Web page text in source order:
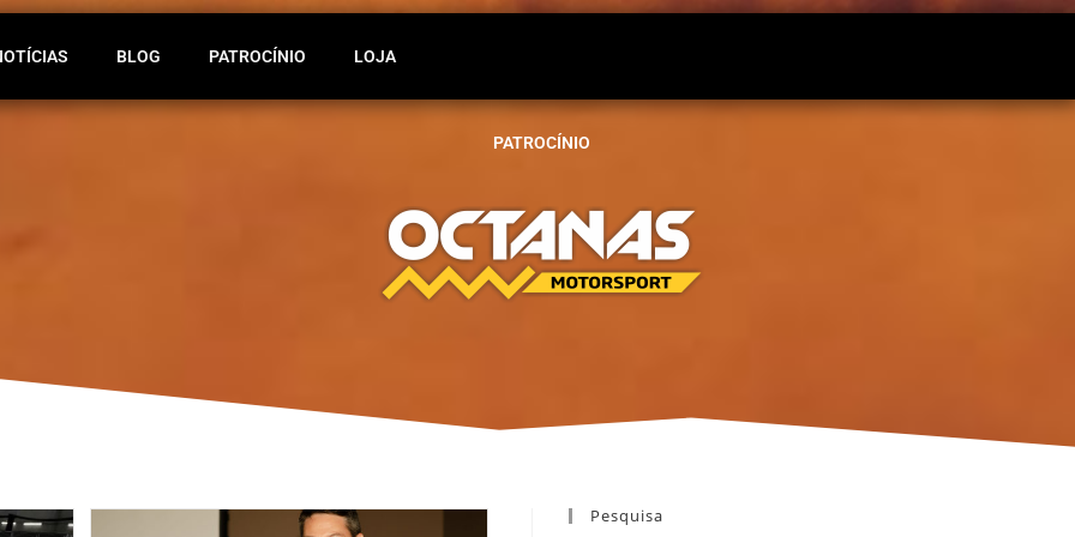
BLOG PATROCÍNIO LOJA
PATROCÍNIO
Pesquisa